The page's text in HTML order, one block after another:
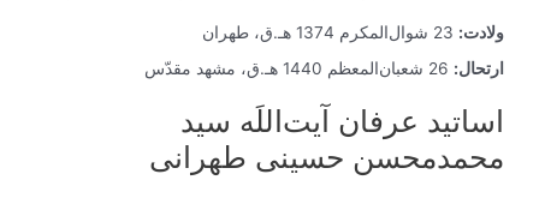
ولادت:
ارتحال:
اساتید عرفان آیت‌اللَه سید
محمدمحسن حسینی طهرانی